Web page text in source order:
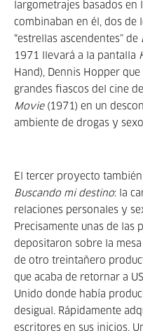
largometrajes basados en
combinaban en él, dos de
“estrellas ascendentes” de
1971 llevará a la pantalla
Hand), Dennis Hopper
grandes fiascos del cine
Movie(1971) en un
ambiente de drogas y
El tercer proyecto
Buscando mi destino: la
relaciones personales y
Precisamente unas de las
depositaron sobre la
de otro treintañero
que acaba de retornar a
Unido donde había
desigual. Rápidamente
escritores en sus inicios.